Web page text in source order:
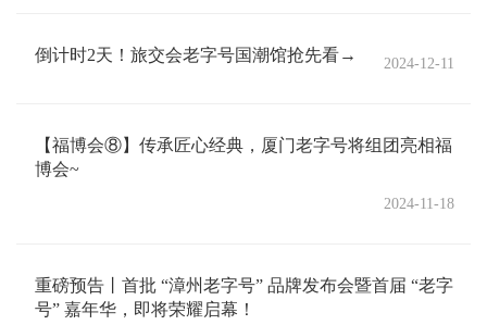
倒计时2天！旅交会老字号国潮馆抢先看→ 2024-12-11
【福博会⑧】传承匠心经典，厦门老字号将组团亮相福
博会~
2024-11-18
重磅预告丨首批 “漳州老字号” 品牌发布会暨首届 “老字
号” 嘉年华，即将荣耀启幕！